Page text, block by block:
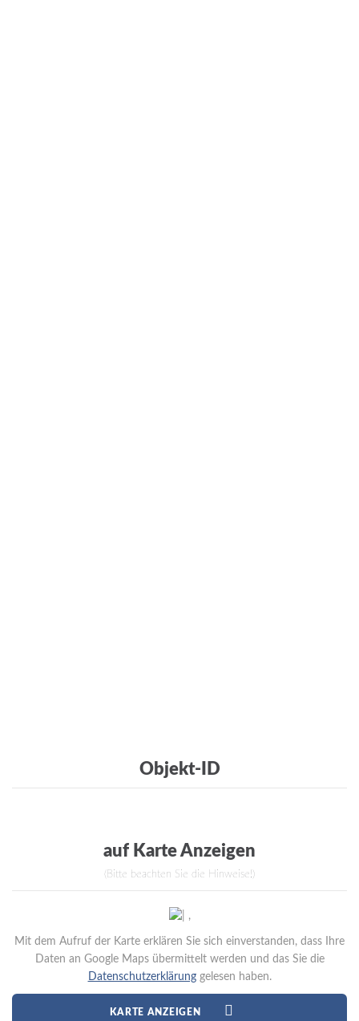
Objekt-ID
auf Karte Anzeigen
(Bitte beachten Sie die Hinweise!)
Mit dem Aufruf der Karte erklären Sie sich einverstanden, dass Ihre
Daten an Google Maps übermittelt werden und das Sie die
Datenschutzerklärunggelesen haben.
KARTE ANZEIGEN